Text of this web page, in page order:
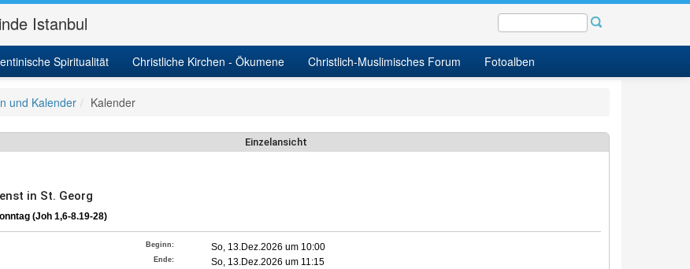
Istanbul
Spiritualität Christliche Kirchen - Ökumene Christlich-Muslimisches Forum Fotoalben
und Kalender Kalender
Einzelansicht
in St. Georg
(Joh 1,6-8.19-28)
Beginn: So, 13.Dez.2026 um 10:00
Ende: So, 13.Dez.2026 um 11:15